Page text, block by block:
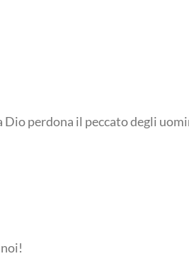
Dio perdona il peccato degli